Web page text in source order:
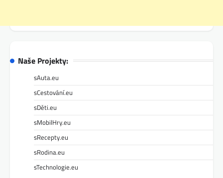
Naše Projekty:
sAuta.eu
sCestování.eu
sDěti.eu
sMobilHry.eu
sRecepty.eu
sRodina.eu
sTechnologie.eu